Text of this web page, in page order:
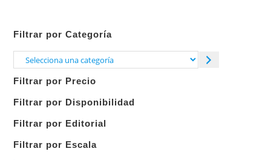
Filtrar por Categoría
Selecciona
categoría
Filtrar por Precio
Filtrar por Disponibilidad
Filtrar por Editorial
Filtrar por Escala